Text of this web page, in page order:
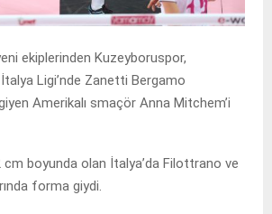
ekiplerinden Kuzeyboruspor,
Ligi’nde Zanetti Bergamo
Amerikalı smaçör Anna Mitchem’i
cm boyunda olan İtalya’da Filottrano ve
forma giydi.